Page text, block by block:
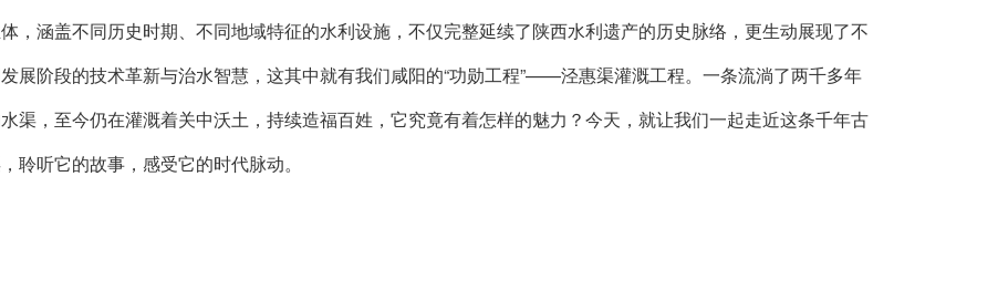
，涵盖不同历史时期、不同地域特征的水利设施，不仅完整延续了陕西水利遗产的历史脉络，更生动展现了不
展阶段的技术革新与治水智慧，这其中就有我们咸阳的“功勋工程”——泾惠渠灌溉工程。一条流淌了两千多年
渠，至今仍在灌溉着关中沃土，持续造福百姓，它究竟有着怎样的魅力？今天，就让我们一起走近这条千年古
聆听它的故事，感受它的时代脉动。